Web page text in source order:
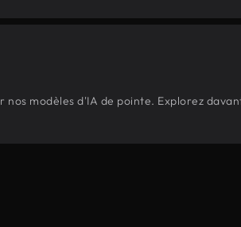
nos modèles d'IA de pointe. Explorez